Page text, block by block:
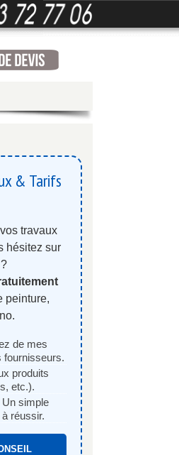
& Tarifs
travaux
hésitez sur
peinture,
de mes
fournisseurs.
produits
etc.).
Un simple
réussir.